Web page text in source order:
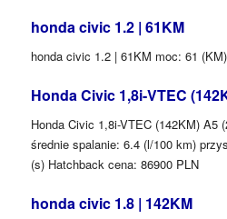
honda civic 1.2 | 61KM
honda civic 1.2 | 61KM moc: 61
Honda Civic 1,8i-VTEC
Honda Civic 1,8i-VTEC (142KM) A5
średnie spalanie: 6.4 (l/100 km)
(s) Hatchback cena: 86900 PLN
honda civic 1.8 | 142KM